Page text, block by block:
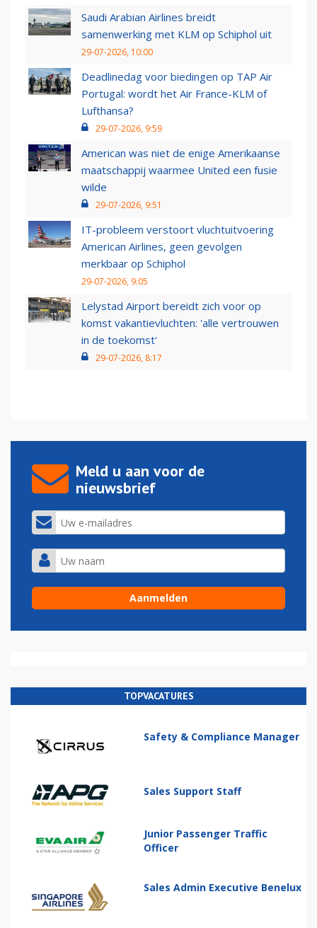
Saudi Arabian Airlines breidt
samenwerking met KLM op Schiphol uit
29-07-2026, 10:00
Deadlinedag voor biedingen op TAP Air
Portugal: wordt het Air France-KLM of
Lufthansa?
29-07-2026, 9:59
American was niet de enige Amerikaanse
maatschappij waarmee United een fusie
wilde
29-07-2026, 9:51
IT-probleem verstoort vluchtuitvoering
American Airlines, geen gevolgen
merkbaar op Schiphol
29-07-2026, 9:05
Lelystad Airport bereidt zich voor op
komst vakantievluchten: 'alle vertrouwen
in de toekomst'
29-07-2026, 8:17
Meld u aan voor de
nieuwsbrief
TOPVACATURES
Safety & Compliance Manager
Sales Support Staff
Junior Passenger Traffic
Officer
Sales Admin Executive Benelux